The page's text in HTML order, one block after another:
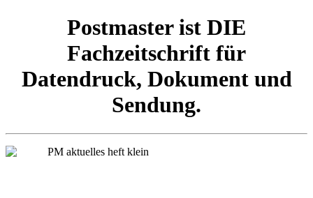
Postmaster ist DIE
Fachzeitschrift für
Datendruck, Dokument und
Sendung.